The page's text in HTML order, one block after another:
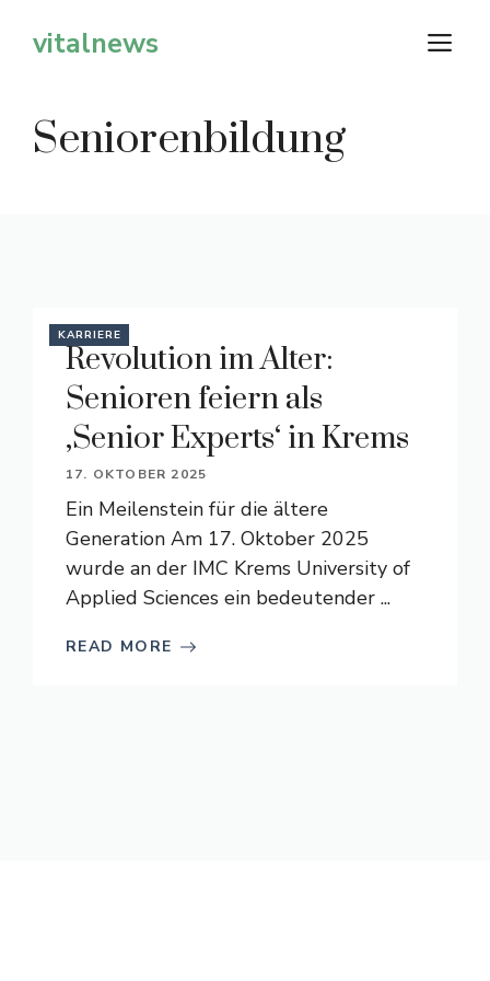
Inhaltvitalnews
Seniorenbildung
KARRIERE
Revolution im Alter:
Senioren feiern als
‚Senior Experts‘ in Krems
17. OKTOBER 2025
Ein Meilenstein für die ältere
Generation Am 17. Oktober 2025
wurde an der IMC Krems University of
Applied Sciences ein bedeutender ...
READ MORE